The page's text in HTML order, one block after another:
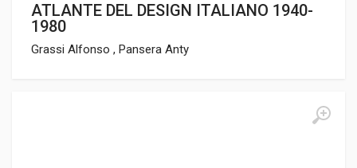
ATLANTE DEL DESIGN ITALIANO 1940-
1980
Grassi Alfonso , Pansera Anty